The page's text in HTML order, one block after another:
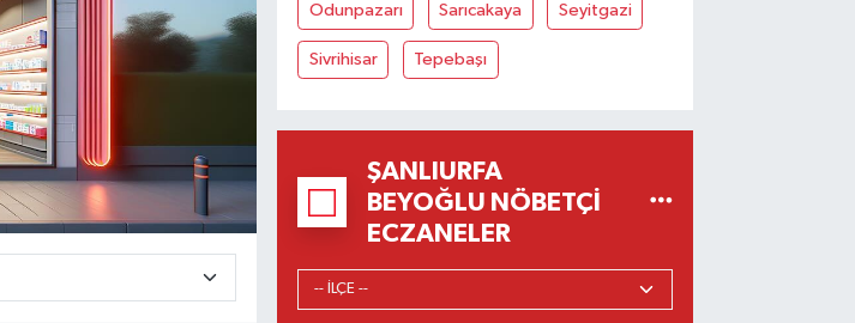
Odunpazarı Sarıcakaya Seyitgazi
Sivrihisar Tepebaşı
ŞANLIURFA
BEYOĞLU NÖBETÇI
ECZANELER